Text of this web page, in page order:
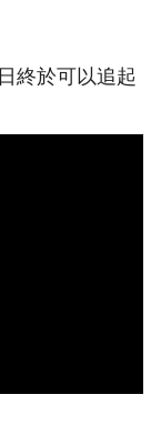
終於可以追起